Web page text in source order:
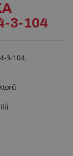
3-104
3-104.